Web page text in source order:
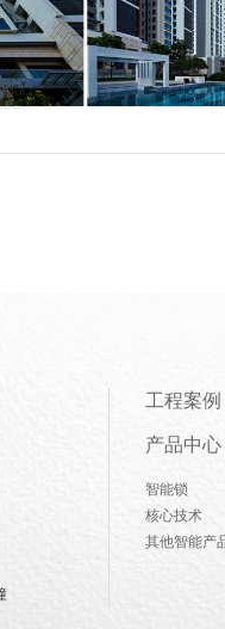
工程案例
产品中心
智能锁
核心技术
其他智能产